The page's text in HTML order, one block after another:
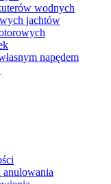
wodnych
jachtów
napędem